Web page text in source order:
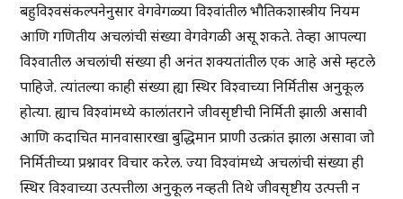
बहुविश्वसंकल्पनेनुसार वेगवेगळ्या विश्वांतील भौतिकशास्त्रीय नियम
आणि गणितीय अचलांची संख्या वेगवेगळी असू शकते. तेव्हा आपल्या
विश्वातील अचलांची संख्या ही अनंत शक्यतांतील एक आहे असे म्हटले
पाहिजे. त्यांतल्या काही संख्या ह्या स्थिर विश्वाच्या निर्मितीस अनुकूल
होत्या. ह्याच विश्वांमध्ये कालांतराने जीवसृष्टीची निर्मिती झाली असावी
आणि कदाचित मानवासारखा बुद्धिमान प्राणी उत्क्रांत झाला असावा जो
निर्मितीच्या प्रश्नावर विचार करेल. ज्या विश्वांमध्ये अचलांची संख्या ही
स्थिर विश्वाच्या उत्पत्तीला अनुकूल नव्हती तिथे जीवसृष्टीय उत्पत्ती न